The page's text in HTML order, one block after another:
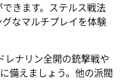
きます。ステルス戦法
なマルチプレイを体験
ナリン全開の銃撃戦や
備えましょう。他の派閥